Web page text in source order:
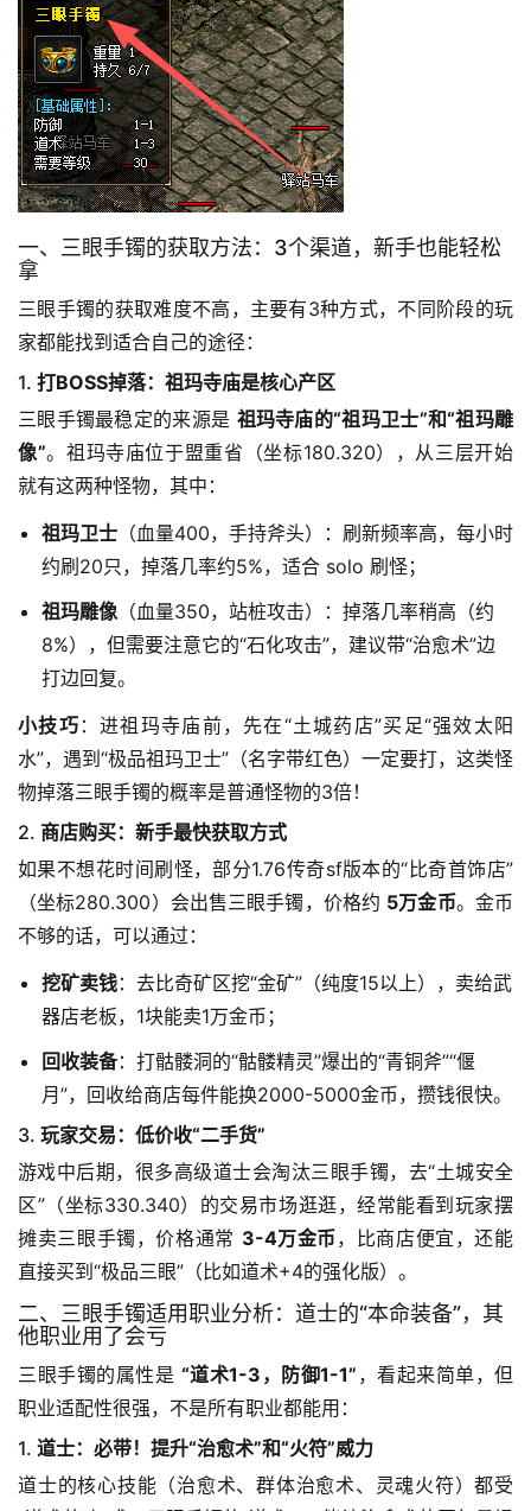
一、三眼手镯的获取方法：3个渠道，新手也能轻松
拿
三眼手镯的获取难度不高，主要有3种方式，不同阶段的玩
家都能找到适合自己的途径：
1. 打BOSS掉落：祖玛寺庙是核心产区
三眼手镯最稳定的来源是 祖玛寺庙的“祖玛卫士”和“祖玛雕
像”。祖玛寺庙位于盟重省（坐标180.320），从三层开始
就有这两种怪物，其中：
祖玛卫士（血量400，手持斧头）：刷新频率高，每小时
约刷20只，掉落几率约5%，适合 solo 刷怪；
祖玛雕像（血量350，站桩攻击）：掉落几率稍高（约
8%），但需要注意它的“石化攻击”，建议带“治愈术”边
打边回复。
小技巧 ：进祖玛寺庙前，先在“土城药店”买足“强效太阳
水”，遇到“极品祖玛卫士”（名字带红色）一定要打，这类怪
物掉落三眼手镯的概率是普通怪物的3倍！
2. 商店购买：新手最快获取方式
如果不想花时间刷怪，部分1.76传奇sf版本的“比奇首饰店”
（坐标280.300）会出售三眼手镯，价格约 5万金币。金币
不够的话，可以通过：
挖矿卖钱：去比奇矿区挖“金矿”（纯度15以上），卖给武
器店老板，1块能卖1万金币；
回收装备：打骷髅洞的“骷髅精灵”爆出的“青铜斧”“偃
月”，回收给商店每件能换2000-5000金币，攒钱很快。
3. 玩家交易：低价收“二手货”
游戏中后期，很多高级道士会淘汰三眼手镯，去“土城安全
区”（坐标330.340）的交易市场逛逛，经常能看到玩家摆
摊卖三眼手镯，价格通常 3-4万金币，比商店便宜，还能
直接买到“极品三眼”（比如道术+4的强化版）。
二、三眼手镯适用职业分析：道士的“本命装备”，其
他职业用了会亏
三眼手镯的属性是 “道术1-3，防御1-1” ，看起来简单，但
职业适配性很强，不是所有职业都能用：
1. 道士：必带！提升“治愈术”和“火符”威力
道士的核心技能（治愈术、群体治愈术、灵魂火符）都受